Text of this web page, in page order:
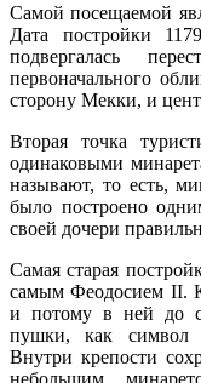
Самой посещаемой
Дата постройки
подвергалась
первоначального
сторону Мекки, и
Вторая точка
одинаковыми
называют, то есть,
было построено
своей дочери
Самая старая
самым Феодосием II.
и потому в ней до
пушки, как символ
Внутри крепости
небольшим